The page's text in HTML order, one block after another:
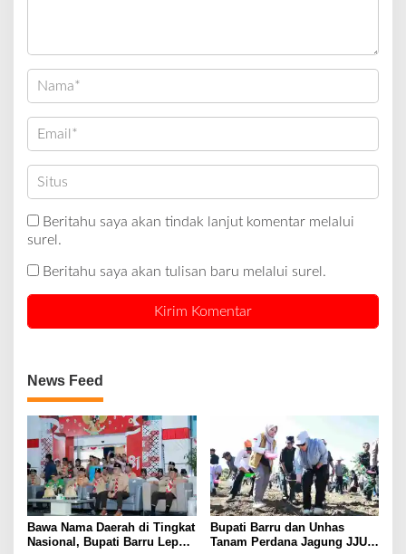
Beritahu saya akan tindak lanjut komentar melalui
surel.
Beritahu saya akan tulisan baru melalui surel.
News Feed
Bawa Nama Daerah di Tingkat
Nasional, Bupati Barru Lepas
Bupati Barru dan Unhas
Tanam Perdana Jagung JJUH,